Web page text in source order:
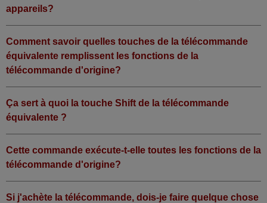
appareils?
Comment savoir quelles touches de la télécommande
équivalente remplissent les fonctions de la
télécommande d'origine?
Ça sert à quoi la touche Shift de la télécommande
équivalente ?
Cette commande exécute-t-elle toutes les fonctions de la
télécommande d'origine?
Si j'achète la télécommande, dois-je faire quelque chose